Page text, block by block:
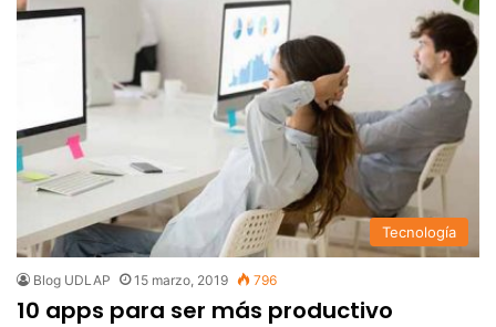
Tecnología
Blog UDLAP 15 marzo, 2019 796
10 apps para ser más productivo